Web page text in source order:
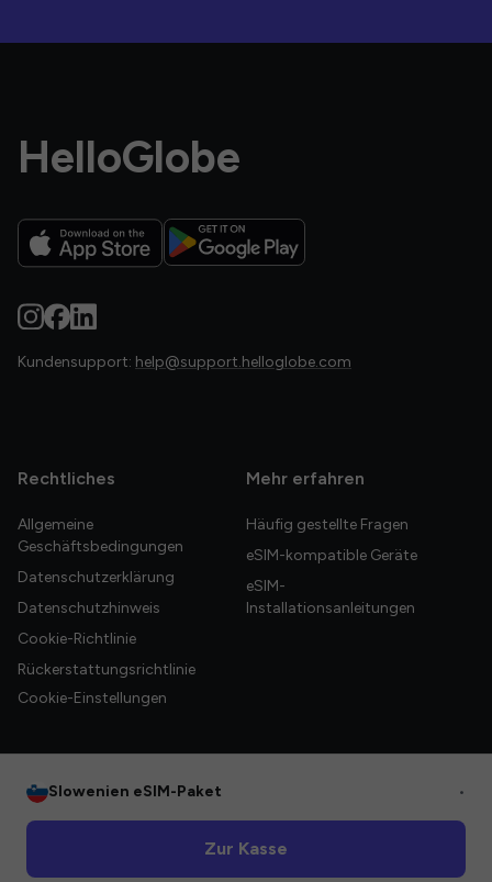
HelloGlobe
Kundensupport: help@support.helloglobe.com
Rechtliches
Allgemeine
Geschäftsbedingungen
Datenschutzerklärung
Datenschutzhinweis
Cookie-Richtlinie
Rückerstattungsrichtlinie
Cookie-Einstellungen
Mehr erfahren
Häufig gestellte Fragen
eSIM-kompatible Geräte
eSIM-
Installationsanleitungen
Slowenien eSIM-Paket •
Zur Kasse